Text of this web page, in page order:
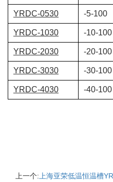
YRDC-0530 -5-100
YRDC-1030 -10-100
YRDC-2030 -20-100
YRDC-3030 -30-100
YRDC-4030 -40-100
上一个: 上海亚荣低温恒温槽